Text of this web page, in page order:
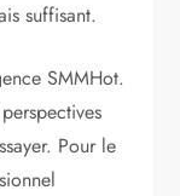
suffisant.
SMMHot.
Pour le